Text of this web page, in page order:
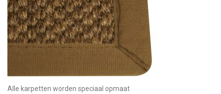
Alle karpetten worden speciaal opmaat